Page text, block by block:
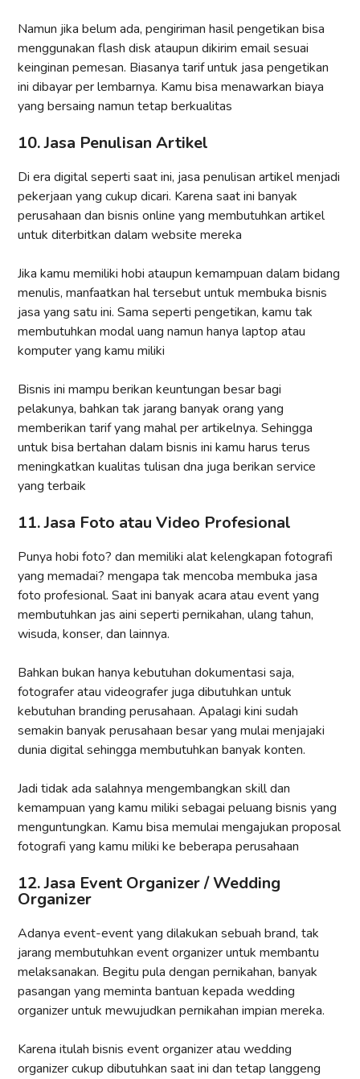
Namun jika belum ada, pengiriman hasil pengetikan bisa
menggunakan flash disk ataupun dikirim email sesuai
keinginan pemesan. Biasanya tarif untuk jasa pengetikan
ini dibayar per lembarnya. Kamu bisa menawarkan biaya
yang bersaing namun tetap berkualitas
10. Jasa Penulisan Artikel
Di era digital seperti saat ini, jasa penulisan artikel menjadi
pekerjaan yang cukup dicari. Karena saat ini banyak
perusahaan dan bisnis online yang membutuhkan artikel
untuk diterbitkan dalam website mereka
Jika kamu memiliki hobi ataupun kemampuan dalam bidang
menulis, manfaatkan hal tersebut untuk membuka bisnis
jasa yang satu ini. Sama seperti pengetikan, kamu tak
membutuhkan modal uang namun hanya laptop atau
komputer yang kamu miliki
Bisnis ini mampu berikan keuntungan besar bagi
pelakunya, bahkan tak jarang banyak orang yang
memberikan tarif yang mahal per artikelnya. Sehingga
untuk bisa bertahan dalam bisnis ini kamu harus terus
meningkatkan kualitas tulisan dna juga berikan service
yang terbaik
11. Jasa Foto atau Video Profesional
Punya hobi foto? dan memiliki alat kelengkapan fotografi
yang memadai? mengapa tak mencoba membuka jasa
foto profesional. Saat ini banyak acara atau event yang
membutuhkan jas aini seperti pernikahan, ulang tahun,
wisuda, konser, dan lainnya.
Bahkan bukan hanya kebutuhan dokumentasi saja,
fotografer atau videografer juga dibutuhkan untuk
kebutuhan branding perusahaan. Apalagi kini sudah
semakin banyak perusahaan besar yang mulai menjajaki
dunia digital sehingga membutuhkan banyak konten.
Jadi tidak ada salahnya mengembangkan skill dan
kemampuan yang kamu miliki sebagai peluang bisnis yang
menguntungkan. Kamu bisa memulai mengajukan proposal
fotografi yang kamu miliki ke beberapa perusahaan
12. Jasa Event Organizer / Wedding
Organizer
Adanya event-event yang dilakukan sebuah brand, tak
jarang membutuhkan event organizer untuk membantu
melaksanakan. Begitu pula dengan pernikahan, banyak
pasangan yang meminta bantuan kepada wedding
organizer untuk mewujudkan pernikahan impian mereka.
Karena itulah bisnis event organizer atau wedding
organizer cukup dibutuhkan saat ini dan tetap langgeng